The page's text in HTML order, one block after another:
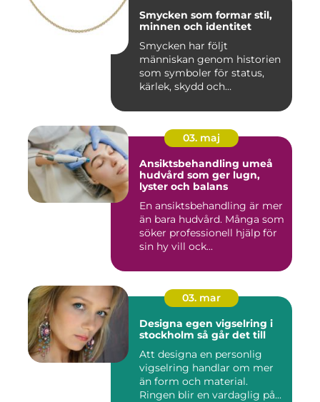
Smycken som formar stil,
minnen och identitet
Smycken har följt
människan genom historien
som symboler för status,
kärlek, skydd och
03. maj
Ansiktsbehandling umeå
hudvård som ger lugn,
lyster och balans
En ansiktsbehandling är mer
än bara hudvård. Många som
söker professionell hjälp för
sin hy vill ock...
03. mar
Designa egen vigselring i
stockholm så går det till
Att designa en personlig
vigselring handlar om mer
än form och material.
Ringen blir en vardaglig på...